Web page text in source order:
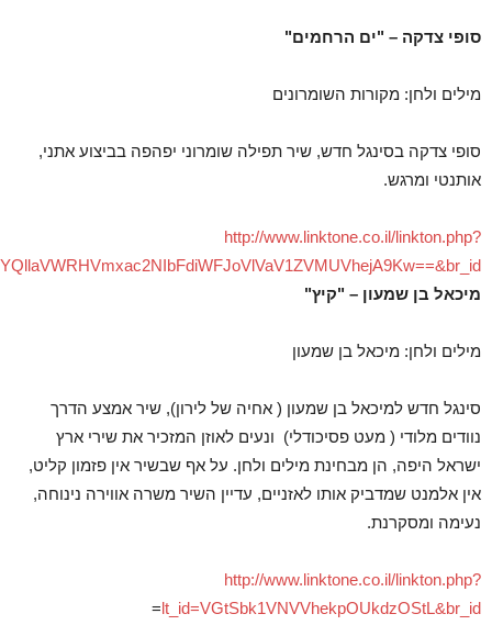
סופי צדקה – "ים הרחמים"
מילים ולחן: מקורות השומרונים
סופי צדקה בסינגל חדש, שיר תפילה שומרוני יפהפה בביצוע אתני,
אותנטי ומרגש.
http://www.linktone.co.il/linkton.php?
מיכאל בן שמעון – "קיץ"
מילים ולחן: מיכאל בן שמעון
סינגל חדש למיכאל בן שמעון ( אחיה של לירון), שיר אמצע הדרך
נוודים מלודי ( מעט פסיכודלי) ונעים לאוזן המזכיר את שירי ארץ
ישראל היפה, הן מבחינת מילים ולחן. על אף שבשיר אין פזמון קליט,
אין אלמנט שמדביק אותו לאזניים, עדיין השיר משרה אווירה נינוחה,
נעימה ומסקרנת.
http://www.linktone.co.il/linkton.php?
lt_id=VGtSbk1VNVVhekpOUkdzOStL&br_id
=